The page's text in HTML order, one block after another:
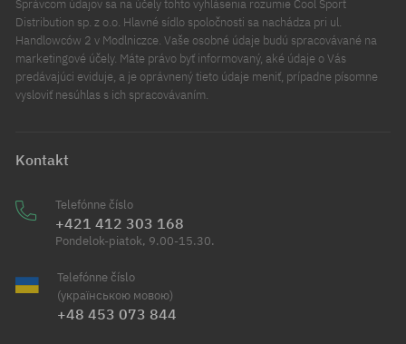
Správcom údajov sa na účely tohto vyhlásenia rozumie Cool Sport
Distribution sp. z o.o. Hlavné sídlo spoločnosti sa nachádza pri ul.
Handlowców 2 v Modlniczce. Vaše osobné údaje budú spracovávané na
marketingové účely. Máte právo byť informovaný, aké údaje o Vás
predávajúci eviduje, a je oprávnený tieto údaje meniť, prípadne písomne
vysloviť nesúhlas s ich spracovávaním.
Kontakt
Telefónne číslo
+421 412 303 168
Pondelok-piatok, 9.00-15.30.
Telefónne číslo
(українською мовою)
+48 453 073 844